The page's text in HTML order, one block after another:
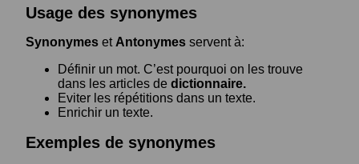
Usage des synonymes
Synonymes etAntonymes servent à:
Définir un mot. C’est pourquoi on les trouve
dans les articles de dictionnaire.
Eviter les répétitions dans un texte.
Enrichir un texte.
Exemples de synonymes